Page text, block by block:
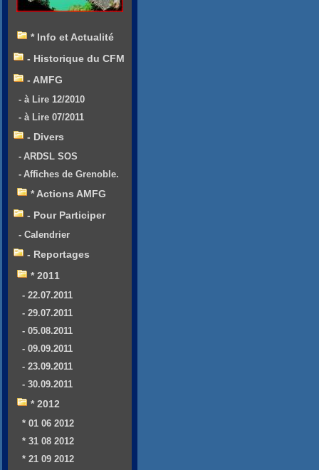
* Info et Actualité
- Historique du CFM
- AMFG
- à Lire 12/2010
- à Lire 07/2011
- Divers
- ARDSL SOS
- Affiches de Grenoble.
* Actions AMFG
- Pour Participer
- Calendrier
- Reportages
* 2011
- 22.07.2011
- 29.07.2011
- 05.08.2011
- 09.09.2011
- 23.09.2011
- 30.09.2011
* 2012
* 01 06 2012
* 31 08 2012
* 21 09 2012